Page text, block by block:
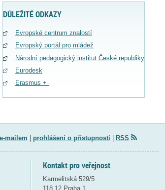
DŮLEŽITÉ ODKAZY
Evropské centrum znalostí
Evropský portál pro mládež
Národní pedagogický institut České republiky
Eurodesk
Erasmus +
mailem prohlášení o přístupnosti RSS
Kontakt pro veřejnost
Karmelitská 529/5
118 12 Praha 1